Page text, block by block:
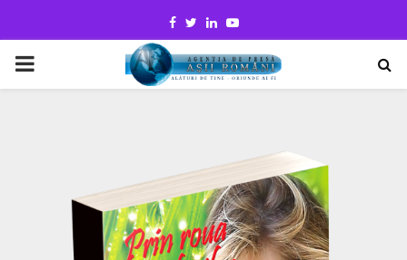
Facebook
TwitterLinkedinYoutube
PRIMARY